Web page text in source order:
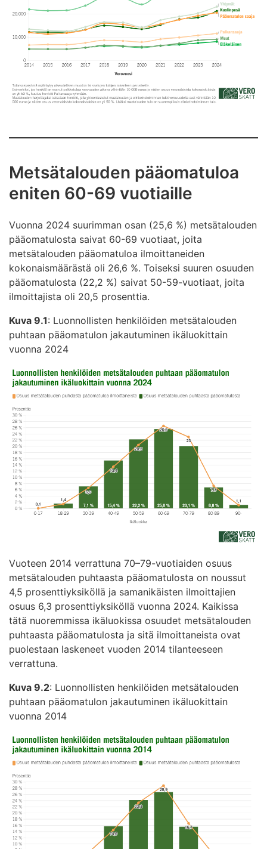
Metsätalouden pääomatuloa
eniten 60-69 vuotiaille
Vuonna 2024 suurimman osan (25,6 %) metsätalouden
pääomatulosta saivat 60-69 vuotiaat, joita
metsätalouden pääomatuloa ilmoittaneiden
kokonaismäärästä oli 26,6 %. Toiseksi suuren osuuden
pääomatulosta (22,2 %) saivat 50-59-vuotiaat, joita
ilmoittajista oli 20,5 prosenttia.
Kuva 9.1: Luonnollisten henkilöiden metsätalouden
puhtaan pääomatulon jakautuminen ikäluokittain
vuonna 2024
Vuoteen 2014 verrattuna 70–79-vuotiaiden osuus
metsätalouden puhtaasta pääomatulosta on noussut
4,5 prosenttiyksiköllä ja samanikäisten ilmoittajien
osuus 6,3 prosenttiyksiköllä vuonna 2024. Kaikissa
tätä nuoremmissa ikäluokissa osuudet metsätalouden
puhtaasta pääomatulosta ja sitä ilmoittaneista ovat
puolestaan laskeneet vuoden 2014 tilanteeseen
verrattuna.
Kuva 9.2: Luonnollisten henkilöiden metsätalouden
puhtaan pääomatulon jakautuminen ikäluokittain
vuonna 2014